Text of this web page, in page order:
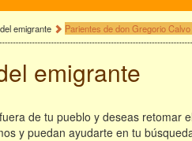
emigrante Parientes de don Gregorio
emigrante
de tu pueblo y deseas retomar
y puedan ayudarte en tu